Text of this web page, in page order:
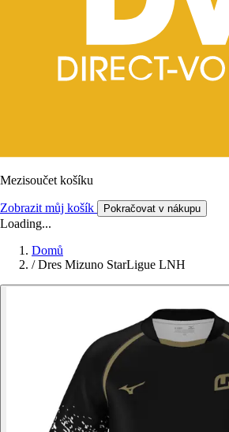
Mezisoučet košíku
Zobrazit můj košík Pokračovat v nákupu
Loading...
Domů
/ Dres Mizuno StarLigue LNH